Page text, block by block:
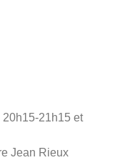
20h15-21h15 et
Jean Rieux